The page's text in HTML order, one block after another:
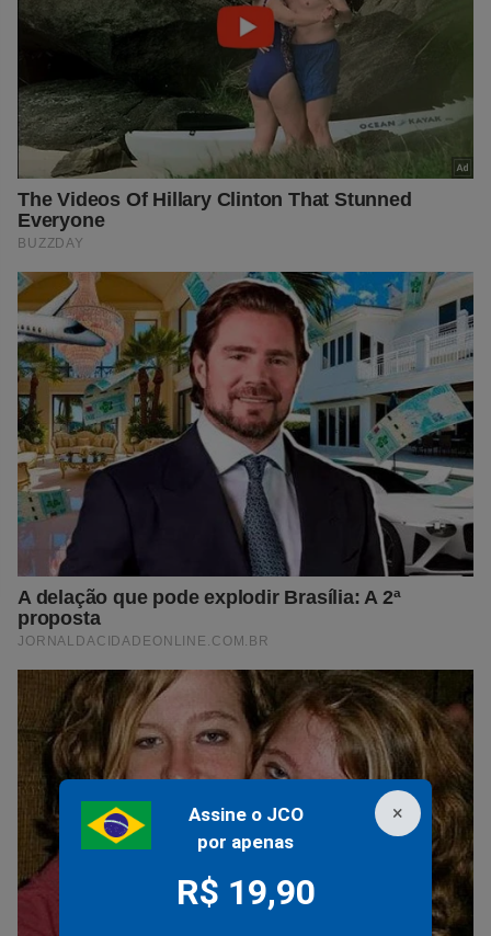
×
Assine o JCO
por apenas
R$ 19,90